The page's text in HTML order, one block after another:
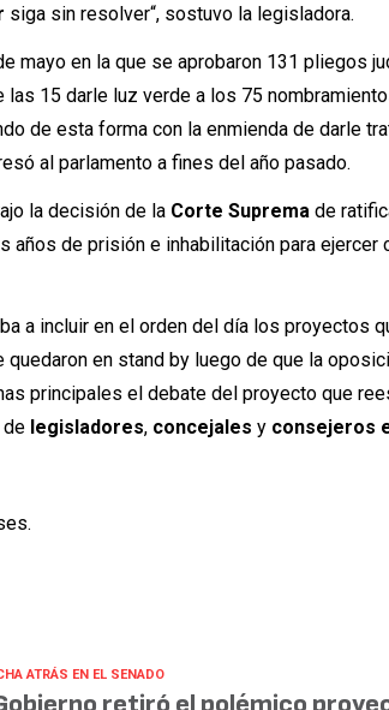
siga sin resolver“, sostuvo la legisladora.
mayo en la que se aprobaron 131 pliegos
las 15 darle luz verde a los 75
de esta forma con la enmienda de darle
al parlamento a fines del año pasado.
la decisión de la Corte Supremade
años de prisión e inhabilitación para ejercer
a incluir en el orden del día los proyectos
quedaron en stand by luego de que la
principales el debate del proyecto que
de legisladores, concejalesy consejeros
ATRÁS EN EL SENADO